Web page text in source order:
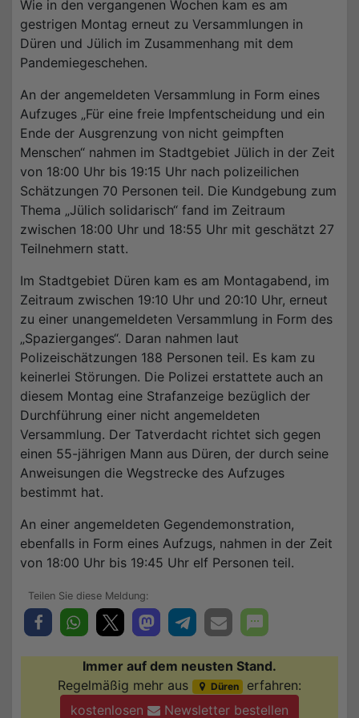
Wie in den vergangenen Wochen kam es am
gestrigen Montag erneut zu Versammlungen in
Düren und Jülich im Zusammenhang mit dem
Pandemiegeschehen.
An der angemeldeten Versammlung in Form eines
Aufzuges „Für eine freie Impfentscheidung und ein
Ende der Ausgrenzung von nicht geimpften
Menschen“ nahmen im Stadtgebiet Jülich in der Zeit
von 18:00 Uhr bis 19:15 Uhr nach polizeilichen
Schätzungen 70 Personen teil. Die Kundgebung zum
Thema „Jülich solidarisch“ fand im Zeitraum
zwischen 18:00 Uhr und 18:55 Uhr mit geschätzt 27
Teilnehmern statt.
Im Stadtgebiet Düren kam es am Montagabend, im
Zeitraum zwischen 19:10 Uhr und 20:10 Uhr, erneut
zu einer unangemeldeten Versammlung in Form des
„Spazierganges“. Daran nahmen laut
Polizeischätzungen 188 Personen teil. Es kam zu
keinerlei Störungen. Die Polizei erstattete auch an
diesem Montag eine Strafanzeige bezüglich der
Durchführung einer nicht angemeldeten
Versammlung. Der Tatverdacht richtet sich gegen
einen 55-jährigen Mann aus Düren, der durch seine
Anweisungen die Wegstrecke des Aufzuges
bestimmt hat.
An einer angemeldeten Gegendemonstration,
ebenfalls in Form eines Aufzugs, nahmen in der Zeit
von 18:00 Uhr bis 19:45 Uhr elf Personen teil.
Immer auf dem neusten Stand.
Regelmäßig mehr aus
Düren
erfahren:
kostenlosen
Newsletter bestellen